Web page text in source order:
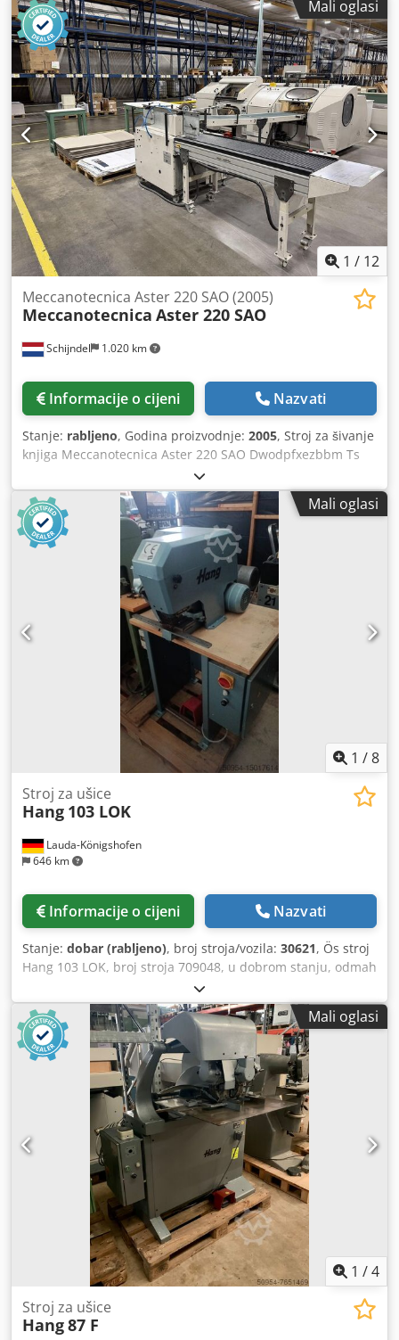
dodavanje kućišta i prstenastih mehanizama. Postavljanje
nitni spojeva na prstenaste mehanizme i njihovo
pričvršćivanje za kućišta.
Mali oglasi
1 / 12
Schijndel 1.020 km
Meccanotecnica Aster 220 SAO (2005)
Meccanotecnica Aster 220 SAO
Informacije o cijeni Nazvati
Stanje: rabljeno, Godina proizvodnje: 2005, Stroj za šivanje
knjiga Meccanotecnica Aster 220 SAO Dwodpfxezbbm Ts
Ahpea Godina proizvodnje: 2005 Opis: - Monitor u boji s
touch-screenom - Predpunjač - Uvlakač - Optičko
prepoznavanje vrsta arka - 4 + 4 mogućnosti otvaranja -
Razdvajač knjižnih blokova - Slagač knjiga: Plus stacker -
Bez pumpe
Mali oglasi
1 /8
Lauda-Königshofen
646 km
Stroj za ušice
Hang 103 LOK
Informacije o cijeni Nazvati
Stanje: dobar (rabljeno), broj stroja/vozila: 30621, Ös stroj
Hang 103 LOK, broj stroja 709048, u dobrom stanju, odmah
dostupan Ös stroj Hang 103 LOK, broj stroja 180887813, u
dobrom stanju, odmah dostupan Ako ste zainteresirani,
rado ćemo vas obavijestiti o ostalim strojevima u našem
asortimanu. Dwsdpfx Aormlyrshpea Srdačno ste pozvani,
uz prethodni dogovor, razgledati stroj u našem objektu.
Mali oglasi
1 /4
Stroj za ušice
Hang87 F